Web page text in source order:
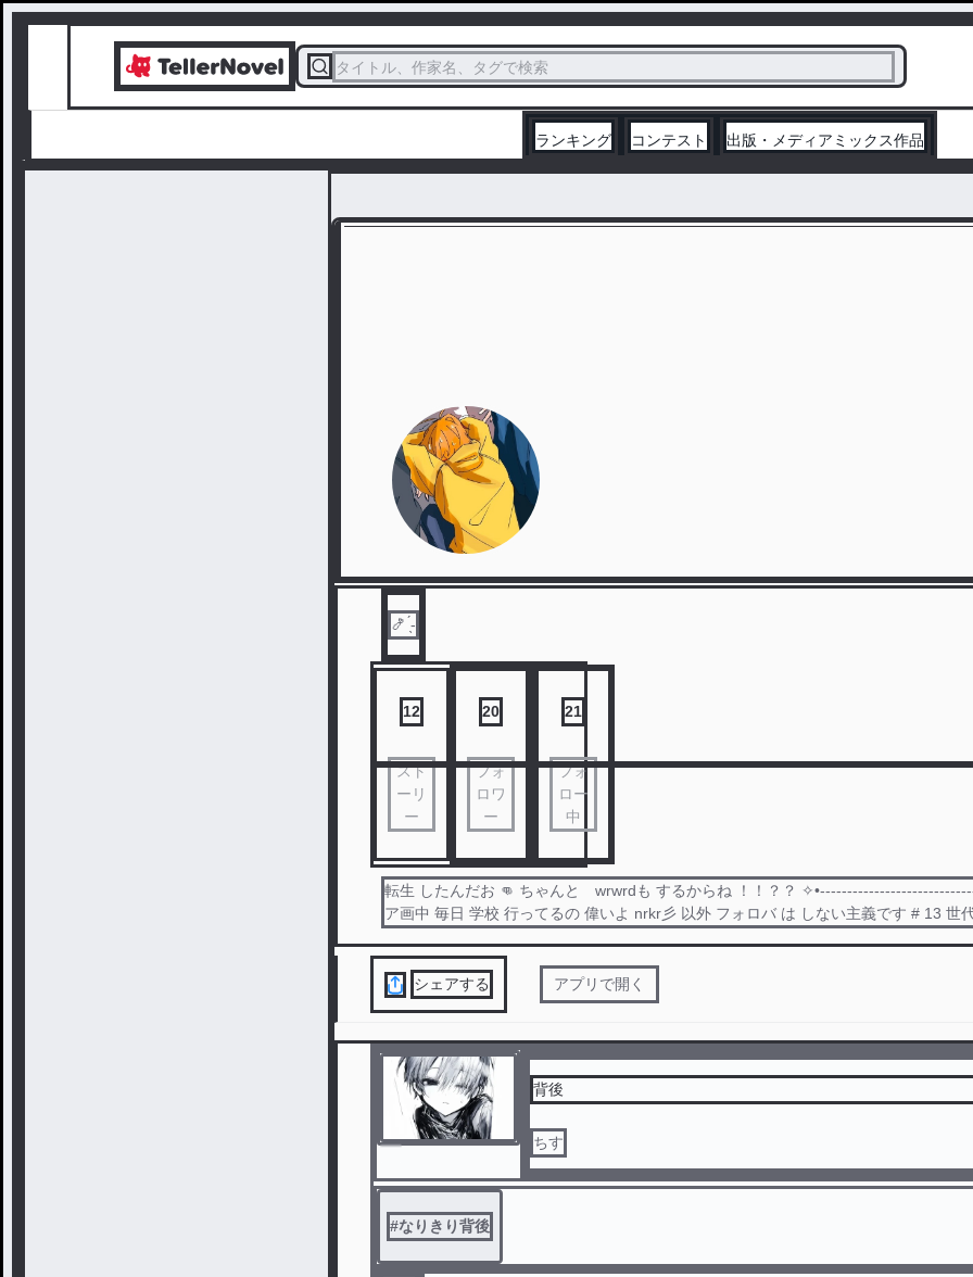
タイトル、作家名、タグで検索
ランキング コンテスト 出版・メディアミックス作品
🍤 ̖́-
12
スト
ーリ
ー
20
フォ
ロワ
ー
21
フォ
ロー
中
転生 したんだお 👊 ちゃんと wrwrdも するからね ！！？？
ア画中 毎日 学校 行ってるの 偉いよ nrkr彡 以外 フォロバ は しない主義です # 13 世
シェアする アプリで開く
背後
ちす
#なりきり背後